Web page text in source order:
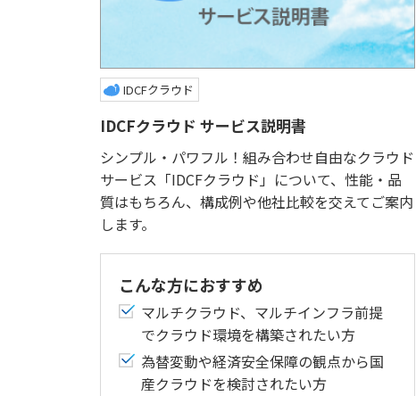
IDCFクラウド
IDCFクラウド サービス説明書
シンプル・パワフル！組み合わせ自由なクラウド
サービス「IDCFクラウド」について、性能・品
質はもちろん、構成例や他社比較を交えてご案内
します。
こんな方におすすめ
マルチクラウド、マルチインフラ前提
でクラウド環境を構築されたい方
為替変動や経済安全保障の観点から国
産クラウドを検討されたい方